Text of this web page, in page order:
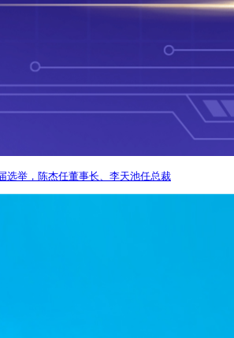
选举，陈杰任董事长、李天池任总裁